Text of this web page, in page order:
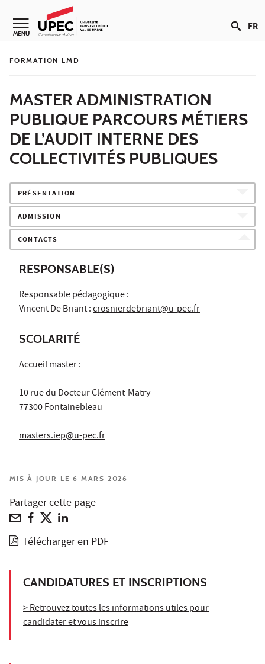
Aller au contenu
Navigation secondaire
MENU FR
FORMATION LMD
MASTER ADMINISTRATION
PUBLIQUE PARCOURS MÉTIERS
DE L’AUDIT INTERNE DES
COLLECTIVITÉS PUBLIQUES
PRÉSENTATION
ADMISSION
CONTACTS
RESPONSABLE(S)
Responsable pédagogique :
Vincent De Briant :crosnierdebriant@u-pec.fr
SCOLARITÉ
Accueil master :
10 rue du Docteur Clément-Matry
77300 Fontainebleau
masters.iep@u-pec.fr
MIS À JOUR LE 6 MARS 2026
Partager cette page
Télécharger en PDF
CANDIDATURES ET INSCRIPTIONS
> Retrouvez toutes les informations utiles pour
candidater et vous inscrire